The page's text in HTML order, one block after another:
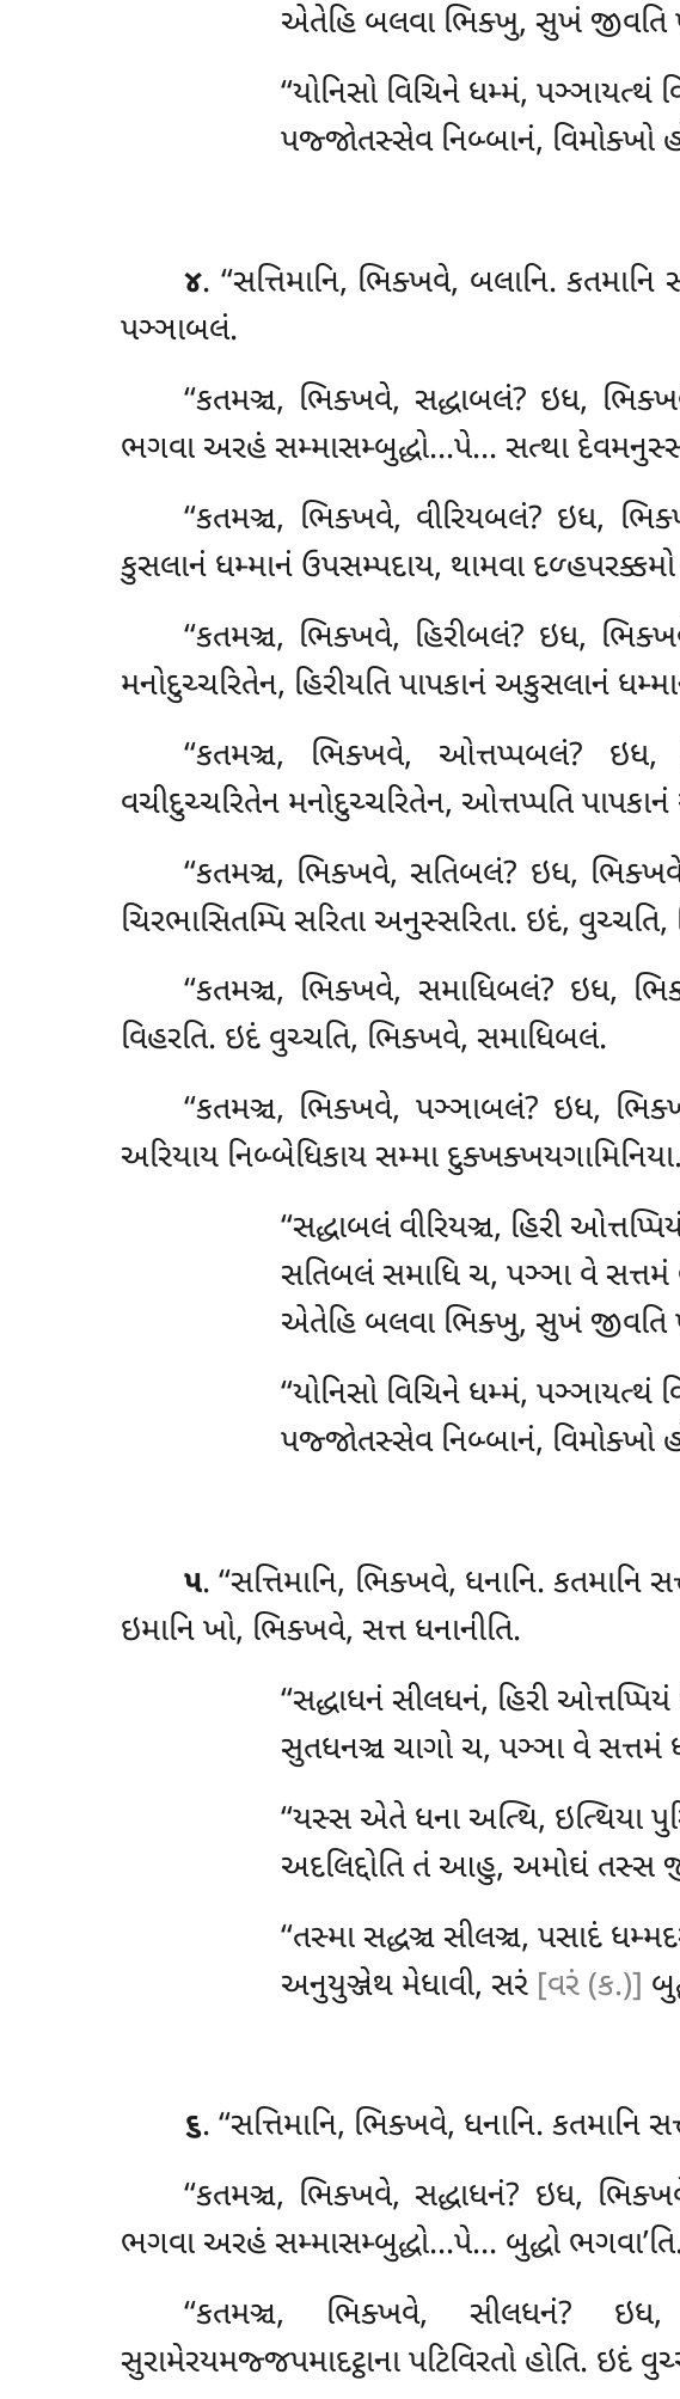
એતેહિ બલવા ભિક્ખુ, સુખં જીવતિ
‘‘યોનિસો વિચિને ધમ્મં, પઞ્ઞાયત્થં
પજ્જોતસ્સેવ નિબ્બાનં, વિમોક્ખો
૪. ‘‘સત્તિમાનિ, ભિક્ખવે, બલાનિ.
પઞ્ઞાબલં.
‘‘કતમઞ્ચ, ભિક્ખવે, સદ્ધાબલં? ઇધ,
ભગવા અરહં સમ્માસમ્બુદ્ધો…પે… સત્થા
‘‘કતમઞ્ચ, ભિક્ખવે, વીરિયબલં? ઇધ,
કુસલાનં ધમ્માનં ઉપસમ્પદાય, થામવા
‘‘કતમઞ્ચ, ભિક્ખવે, હિરીબલં? ઇધ,
મનોદુચ્ચરિતેન, હિરીયતિ પાપકાનં અકુસલાનં
‘‘કતમઞ્ચ, ભિક્ખવે, ઓત્તપ્પબલં?
વચીદુચ્ચરિતેન મનોદુચ્ચરિતેન, ઓત્તપ્પતિ
‘‘કતમઞ્ચ, ભિક્ખવે, સતિબલં? ઇધ,
ચિરભાસિતમ્પિ સરિતા અનુસ્સરિતા. ઇદં,
‘‘કતમઞ્ચ, ભિક્ખવે, સમાધિબલં? ઇધ,
વિહરતિ. ઇદં વુચ્ચતિ, ભિક્ખવે, સમાધિબલં.
‘‘કતમઞ્ચ, ભિક્ખવે, પઞ્ઞાબલં? ઇધ,
અરિયાય નિબ્બેધિકાય સમ્મા
‘‘સદ્ધાબલં વીરિયઞ્ચ, હિરી
સતિબલં સમાધિ ચ, પઞ્ઞા વે
એતેહિ બલવા ભિક્ખુ, સુખં જીવતિ
‘‘યોનિસો વિચિને ધમ્મં, પઞ્ઞાયત્થં
પજ્જોતસ્સેવ નિબ્બાનં, વિમોક્ખો
૫. ‘‘સત્તિમાનિ, ભિક્ખવે, ધનાનિ.
ઇમાનિ ખો, ભિક્ખવે, સત્ત ધનાનીતિ.
‘‘સદ્ધાધનં સીલધનં, હિરી
સુતધનઞ્ચ ચાગો ચ, પઞ્ઞા વે સત્તમં
‘‘યસ્સ એતે ધના અત્થિ, ઇત્થિયા
અદલિદ્દોતિ તં આહુ, અમોઘં તસ્સ
‘‘તસ્મા સદ્ધઞ્ચ સીલઞ્ચ, પસાદં
અનુયુઞ્જેથ મેધાવી, સરં [વરં (ક.)]
૬. ‘‘સત્તિમાનિ, ભિક્ખવે, ધનાનિ.
‘‘કતમઞ્ચ, ભિક્ખવે, સદ્ધાધનં? ઇધ,
ભગવા અરહં સમ્માસમ્બુદ્ધો…પે… બુદ્ધો
‘‘કતમઞ્ચ, ભિક્ખવે, સીલધનં? ઇધ,
સુરામેરયમજ્જપમાદટ્ઠાના પટિવિરતો હોતિ. ઇદં